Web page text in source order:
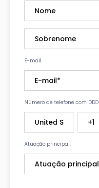
E-mail
Número de telefone com DDD
Atuação principal: